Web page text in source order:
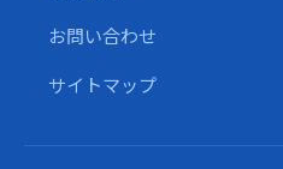
お問い合わせ
サイトマップ